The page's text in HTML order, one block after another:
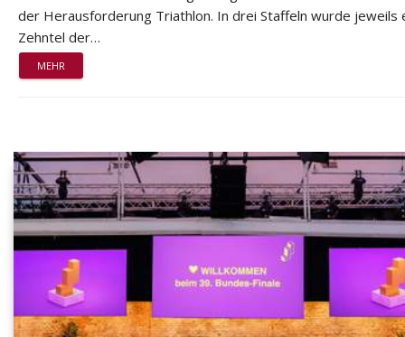
der Herausforderung Triathlon. In drei Staffeln wurde jeweils
Zehntel der…
MEHR